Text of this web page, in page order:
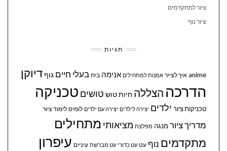
ציור למתקדמים
ציור נוף
תגיות
anime איך לצייר אמנות למתחילים אנימה בית בעלי חיים גוףדיוקן
הדרכה הצללה חיותטוש טושים טכניקה
טכניקות ציור ילדים יצירה לילדים יצירה עם ילדים לומיס לימוד ציור
מדריך ציור מנגה מפלצת מציאותי מתחילים
מתקדמים נוף עט עט כדורי עט מברשת עיניים עיפרון